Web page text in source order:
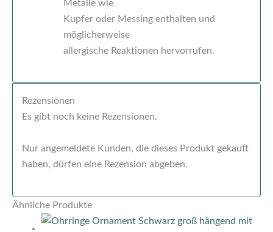
Metalle wie
Kupfer oder Messing enthalten und
möglicherweise
allergische Reaktionen hervorrufen.
Rezensionen
Es gibt noch keine Rezensionen.
Nur angemeldete Kunden, die dieses Produkt gekauft
haben, dürfen eine Rezension abgeben.
Ähnliche Produkte